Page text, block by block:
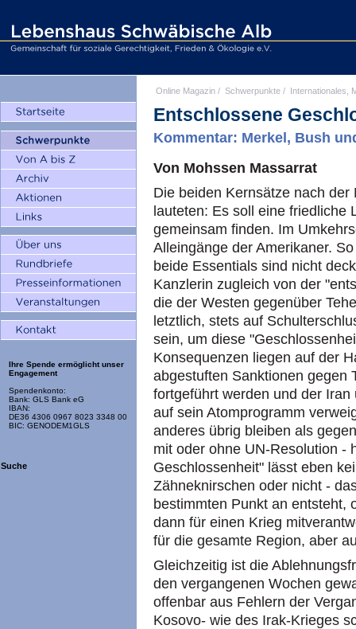
Ihre Spende ermöglicht unser
Engagement
Spendenkonto:
Bank: GLS Bank eG
IBAN:
DE36 4306 0967 8023 3348 00
BIC: GENODEM1GLS
Suche
Online Magazin / Schwerpunkte / Internationales,
Entschlossene
Kommentar: Merkel, Bush
Von Mohssen Massarrat
Die beiden Kernsätze nach
lauteten: Es soll eine friedliche
gemeinsam finden. Im
Alleingänge der Amerikaner.
beide Essentials sind nicht
Kanzlerin zugleich von der
die der Westen gegenüber
letztlich, stets auf
sein, um diese
Konsequenzen liegen auf der
abgestuften Sanktionen gegen
fortgeführt werden und der
auf sein Atomprogramm
anderes übrig bleiben als
mit oder ohne UN-Resolution -
Geschlossenheit" lässt eben
Zähneknirschen oder nicht -
bestimmten Punkt an entsteht,
dann für einen Krieg
für die gesamte Region, aber
Gleichzeitig ist die
den vergangenen Wochen
offenbar aus Fehlern der
Kosovo- wie des Irak-Krieges